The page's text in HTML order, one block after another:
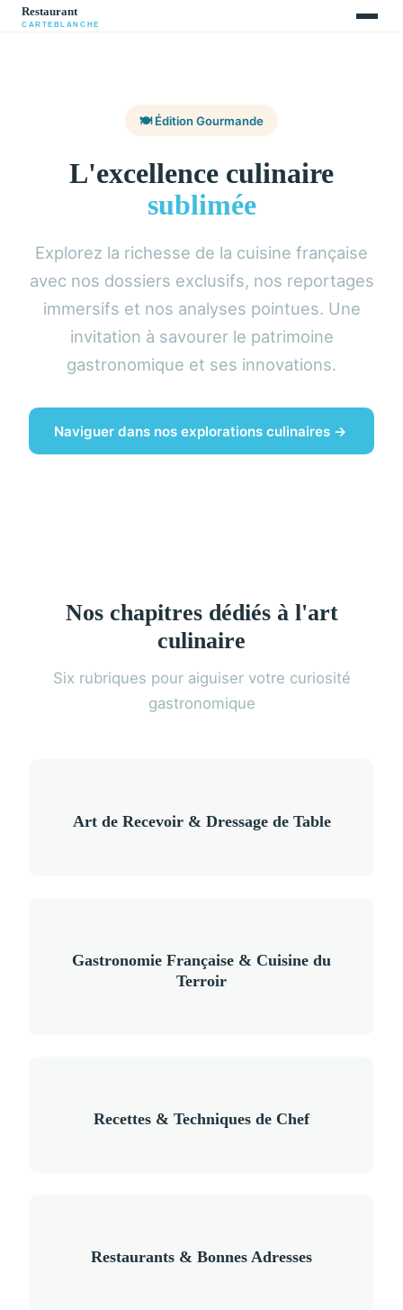
🍽️ Édition Gourmande
L'excellence culinaire
sublimée
Explorez la richesse de la cuisine française
avec nos dossiers exclusifs, nos reportages
immersifs et nos analyses pointues. Une
invitation à savourer le patrimoine
gastronomique et ses innovations.
Naviguer dans nos explorations culinaires →
Nos chapitres dédiés à l'art
culinaire
Six rubriques pour aiguiser votre curiosité
gastronomique
Art de Recevoir & Dressage de Table
Gastronomie Française & Cuisine du
Terroir
Recettes & Techniques de Chef
Restaurants & Bonnes Adresses